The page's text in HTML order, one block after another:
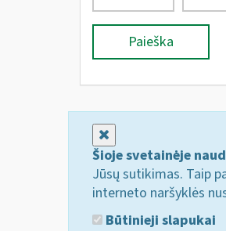
Paieška
Šioje svetainėje
Jūsų sutikimas. Taip
interneto naršyklės
Būtinieji slapukai